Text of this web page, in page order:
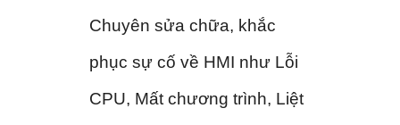
Chuyên sửa chữa, khắc
phục sự cố về HMI như Lỗi
CPU, Mất chương trình, Liệt